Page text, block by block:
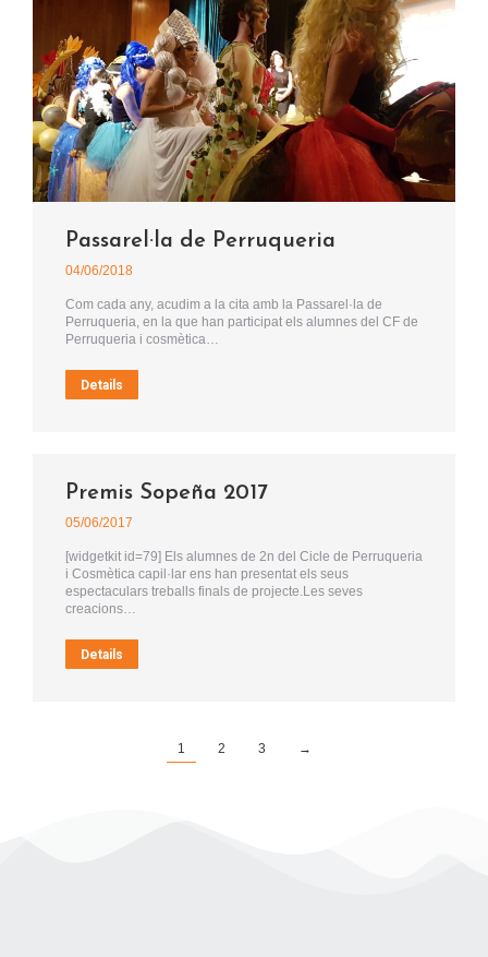
Passarel·la de Perruqueria
04/06/2018
Com cada any, acudim a la cita amb la Passarel·la de
Perruqueria, en la que han participat els alumnes del CF de
Perruqueria i cosmètica…
Details
Premis Sopeña 2017
05/06/2017
[widgetkit id=79] Els alumnes de 2n del Cicle de Perruqueria
i Cosmètica capil·lar ens han presentat els seus
espectaculars treballs finals de projecte.Les seves
creacions…
Details
1 2 3 →